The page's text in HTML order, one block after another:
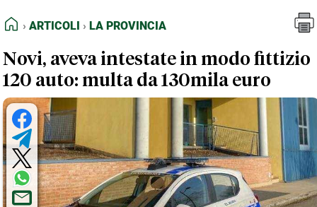
FEED RSS
NORMATIVE DEONTOLOGICHE
TERMINI e CONDIZIONI
Articoli
La Provincia
HOME
ARTICOLI LA PROVINCIA
Novi, aveva intestate in modo fittizio
120 auto: multa da 130mila euro